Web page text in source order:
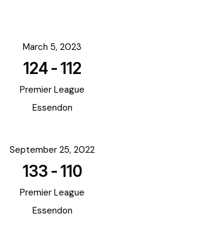
March 5, 2023
124-112
Premier League
Essendon
September 25, 2022
133 -110
Premier League
Essendon